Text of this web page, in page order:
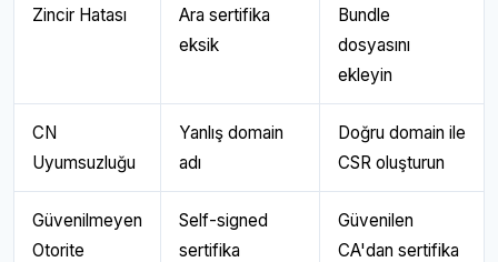
Zincir Hatası
Ara sertifika
eksik
Bundle
dosyasını
ekleyin
CN
Uyumsuzluğu
Yanlış domain
adı
Doğru domain ile
CSR oluşturun
Güvenilmeyen
Otorite
Self-signed
sertifika
Güvenilen
CA'dan sertifika